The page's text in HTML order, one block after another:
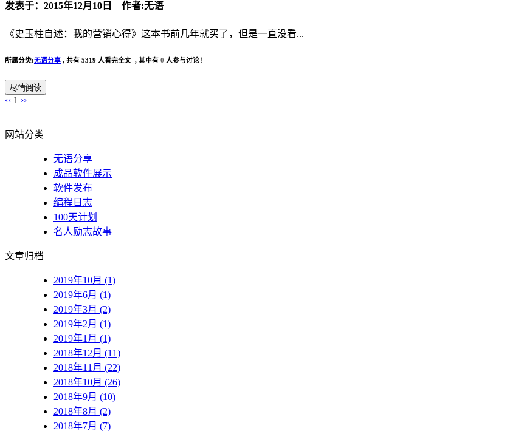
发表于：2015年12月10日 作者:无语
《史玉柱自述：我的营销心得》这本书前几年就买了，但是一直没看...
所属分类:无语分享 , 共有 5319 人看完全文 , 其中有 0 人参与讨论！
尽情阅读
‹‹ 1 ››
网站分类
无语分享
成品软件展示
软件发布
编程日志
100天计划
名人励志故事
文章归档
2019年10月 (1)
2019年6月 (1)
2019年3月 (2)
2019年2月 (1)
2019年1月 (1)
2018年12月 (11)
2018年11月 (22)
2018年10月 (26)
2018年9月 (10)
2018年8月 (2)
2018年7月 (7)